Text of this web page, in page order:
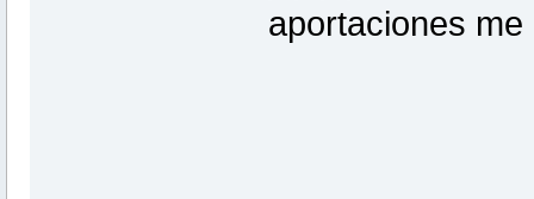
aportaciones